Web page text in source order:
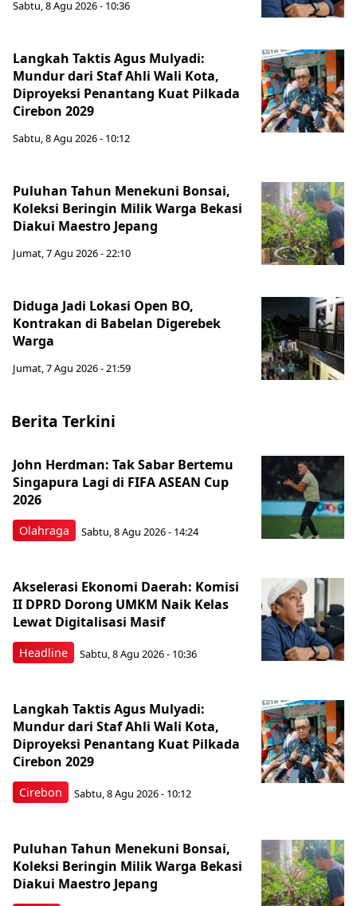
Sabtu, 8 Agu 2026 - 10:36
Langkah Taktis Agus Mulyadi:
Mundur dari Staf Ahli Wali Kota,
Diproyeksi Penantang Kuat Pilkada
Cirebon 2029
Sabtu, 8 Agu 2026 - 10:12
Puluhan Tahun Menekuni Bonsai,
Koleksi Beringin Milik Warga Bekasi
Diakui Maestro Jepang
Jumat, 7 Agu 2026 - 22:10
Diduga Jadi Lokasi Open BO,
Kontrakan di Babelan Digerebek
Warga
Jumat, 7 Agu 2026 - 21:59
Berita Terkini
Olahraga
John Herdman: Tak Sabar Bertemu
Singapura Lagi di FIFA ASEAN Cup
2026
Sabtu, 8 Agu 2026 - 14:24
Headline
Akselerasi Ekonomi Daerah: Komisi
II DPRD Dorong UMKM Naik Kelas
Lewat Digitalisasi Masif
Sabtu, 8 Agu 2026 - 10:36
Cirebon
Langkah Taktis Agus Mulyadi:
Mundur dari Staf Ahli Wali Kota,
Diproyeksi Penantang Kuat Pilkada
Cirebon 2029
Sabtu, 8 Agu 2026 - 10:12
Puluhan Tahun Menekuni Bonsai,
Koleksi Beringin Milik Warga Bekasi
Diakui Maestro Jepang